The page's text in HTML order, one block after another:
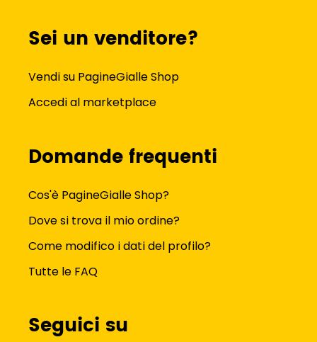
Sei un venditore?
Vendi su PagineGialle Shop
Accedi al marketplace
Domande frequenti
Cos'è PagineGialle Shop?
Dove si trova il mio ordine?
Come modifico i dati del profilo?
Tutte le FAQ
Seguici su